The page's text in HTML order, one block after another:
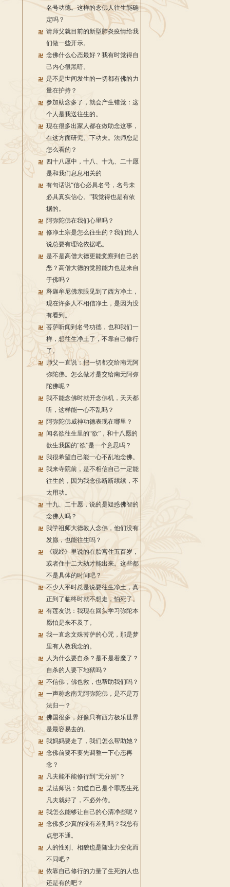
名号功德。这样的念佛人往生能确
定吗？
请师父就目前的新型肺炎疫情给我
们做一些开示。
念佛什么心态最好？我有时觉得自
己内心很黑暗。
是不是世间发生的一切都有佛的力
量在护持？
参加助念多了，就会产生错觉：这
个人是我送往生的。
现在很多出家人都在做助念这事，
在这方面研究、下功夫。法师您是
怎么看的？
四十八愿中，十八、十九、二十愿
是和我们息息相关的
有句话说“信心必具名号，名号未
必具真实信心。”我觉得也是有依
据的。
阿弥陀佛在我们心里吗？
修净土宗是怎么往生的？我们给人
说总要有理论依据吧。
是不是高僧大德更能觉察到自己的
恶？高僧大德的觉照能力也是来自
于佛吗？
释迦牟尼佛亲眼见到了西方净土，
现在许多人不相信净土，是因为没
有看到。
菩萨听闻到名号功德，也和我们一
样，想往生净土了，不靠自己修行
了。
师父一直说：把一切都交给南无阿
弥陀佛。怎么做才是交给南无阿弥
陀佛呢？
我不能念佛时就开念佛机，天天都
听，这样能一心不乱吗？
阿弥陀佛威神功德表现在哪里？
闻名欲往生里的“欲”，和十八愿的
欲生我国的“欲”是一个意思吗？
我很希望自己能一心不乱地念佛。
我来寺院前，是不相信自己一定能
往生的，因为我念佛断断续续，不
太用功。
十九、二十愿，说的是疑惑佛智的
念佛人吗？
我学祖师大德教人念佛，他们没有
发愿，也能往生吗？
《观经》里说的在胎宫住五百岁，
或者住十二大劫才能出来。这些都
不是具体的时间吧？
不少人平时总是说要往生净土，真
正到了临终时就不想走，怕死了。
有莲友说：我现在回头学习弥陀本
愿怕是来不及了。
我一直念文殊菩萨的心咒，那是梦
里有人教我念的。
人为什么要自杀？是不是着魔了？
自杀的人要下地狱吗？
不信佛，佛也救，也帮助我们吗？
一声称念南无阿弥陀佛，是不是万
法归一？
佛国很多，好像只有西方极乐世界
是最容易去的。
我妈妈要走了，我们怎么帮助她？
念佛前要不要先调整一下心态再
念？
凡夫能不能修行到“无分别”？
某法师说：知道自己是个罪恶生死
凡夫就好了，不必外传。
我怎么能够让自己的心清净些呢？
念佛多少真的没有差别吗？我总有
点想不通。
人的性别、相貌也是随业力变化而
不同吧？
依靠自己修行的力量了生死的人也
还是有的吧？